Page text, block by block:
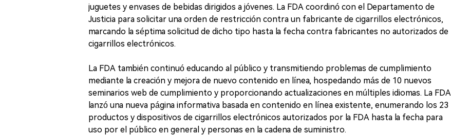
juguetes y envases de bebidas dirigidos a jóvenes. La FDA coordinó con el Departamento de
Justicia para solicitar una orden de restricción contra un fabricante de cigarrillos electrónicos,
marcando la séptima solicitud de dicho tipo hasta la fecha contra fabricantes no autorizados de
cigarrillos electrónicos.
La FDA también continuó educando al público y transmitiendo problemas de cumplimiento
mediante la creación y mejora de nuevo contenido en línea, hospedando más de 10 nuevos
seminarios web de cumplimiento y proporcionando actualizaciones en múltiples idiomas. La FDA
lanzó una nueva página informativa basada en contenido en línea existente, enumerando los 23
productos y dispositivos de cigarrillos electrónicos autorizados por la FDA hasta la fecha para
uso por el público en general y personas en la cadena de suministro.